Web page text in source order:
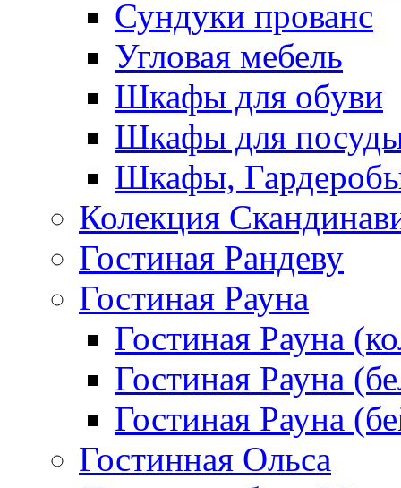
Сундуки прованс
Угловая мебель
Шкафы для обуви
Шкафы для
Шкафы,
Колекция
Гостиная Рандеву
Гостиная Рауна
Гостиная Рауна
Гостиная Рауна
Гостиная Рауна
Гостинная Ольса